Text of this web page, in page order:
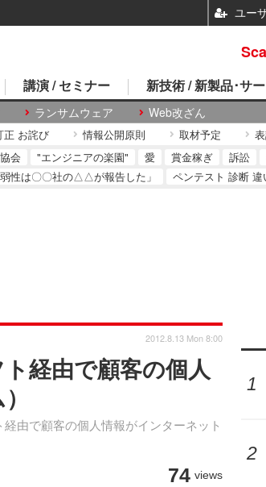
ランサムウェア Web改ざん
講演 / セミナー 新技術 / 新製品･サ
正 お詫び 情報公開原則 取材予定
会 "エンジニアの楽園" 愛 賞金稼ぎ 訴訟
弱性は〇〇社の△△が報告した」
ペンテスト 診断 違
経由で顧客の個人
由で顧客の個人情報がインターネット
2012.8.13 Mon 8:00
74 views
ユー